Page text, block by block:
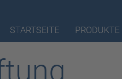
STARTSEITE PRODUKTE